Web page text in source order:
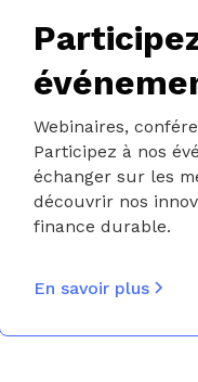
Webinaires,
Participez à nos
échanger sur les
découvrir nos
finance durable.
En savoir plus